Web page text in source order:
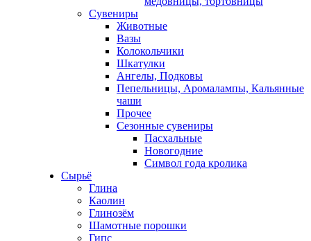
Сувениры
Животные
Вазы
Колокольчики
Шкатулки
Ангелы, Подковы
Пепельницы, Аромалампы, Кальянные
чаши
Прочее
Сезонные сувениры
Пасхальные
Новогодние
Символ года кролика
Сырьё
Глина
Каолин
Глинозём
Шамотные порошки
Гипс